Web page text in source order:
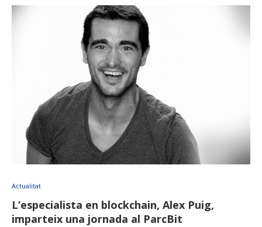
Actualitat
L’especialista en blockchain, Alex Puig,
imparteix una jornada al ParcBit